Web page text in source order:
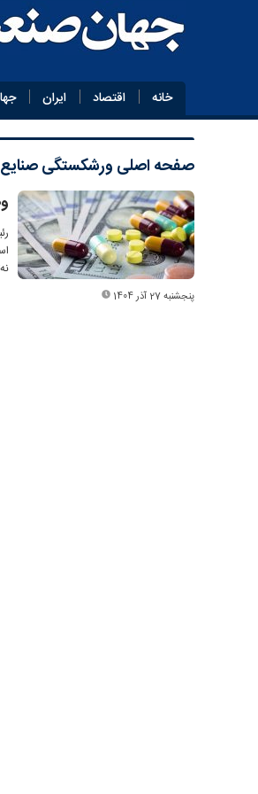
خانه اقتصاد ایران
صفحه اصلیورشکستگی
پنجشنبه 27 آذر 1404